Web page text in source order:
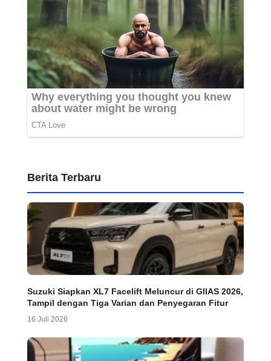
Berita Terbaru
Suzuki Siapkan XL7 Facelift Meluncur di GIIAS 2026,
Tampil dengan Tiga Varian dan Penyegaran Fitur
16 Juli 2026